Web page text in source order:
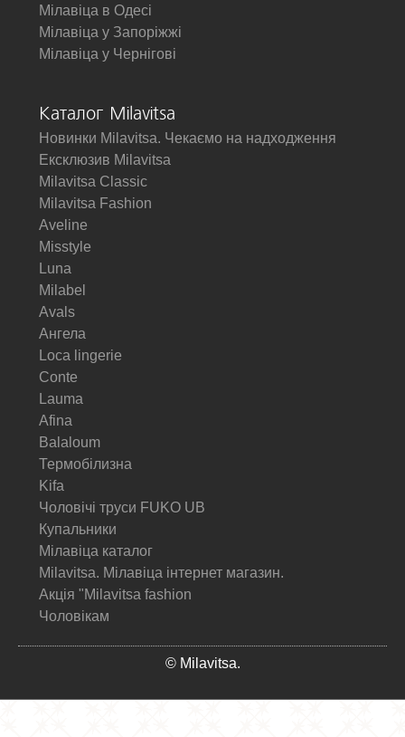
Мілавіца в Одесі
Мілавіца у Запоріжжі
Мілавіца у Чернігові
Каталог Milavitsa
Новинки Milavitsa. Чекаємо на надходження
Ексклюзив Milavitsa
Milavitsa Classic
Milavitsa Fashion
Aveline
Misstyle
Luna
Milabel
Avals
Ангела
Loca lingerie
Conte
Lauma
Afina
Balaloum
Термобілизна
Kifa
Чоловічі труси FUKO UB
Купальники
Мілавіца каталог
Milavitsa. Мілавіца інтернет магазин.
Акція "Milavitsa fashion
Чоловікам
© Milavitsa.